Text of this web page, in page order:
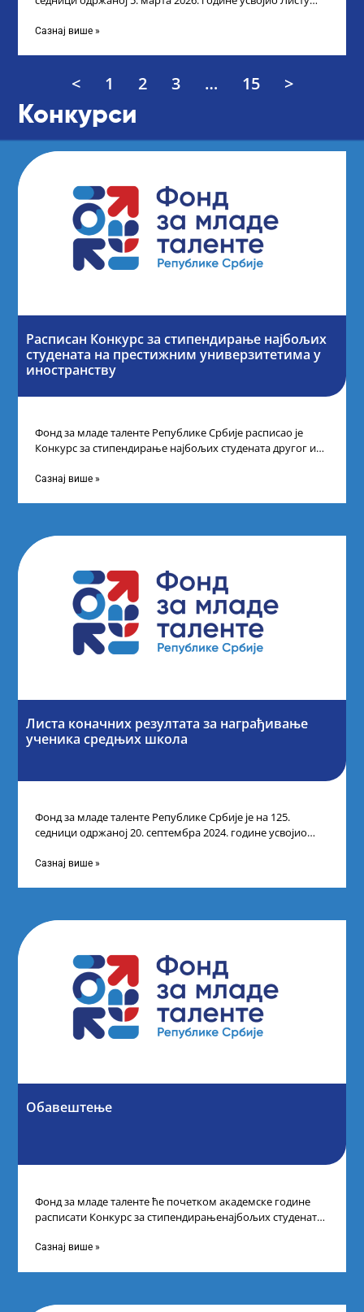
Сазнај више »
< 1 2 3 … 15 >
Конкурси
Расписан Конкурс за стипендирање најбољих
студената на престижним универзитетима у
иностранству
Фонд за младе таленте Републике Србије расписао је
Конкурс за стипендирање најбољих студената другог и
Сазнај више »
Листа коначних резултата за награђивање
ученика средњих школа
Фонд за младе таленте Републике Србије је на 125.
седници одржаној 20. септембра 2024. године усвојио
Сазнај више »
Обавештење
Фонд за младе таленте ће почетком академске године
расписати Конкурс за стипендирањенајбољих студената
Сазнај више »